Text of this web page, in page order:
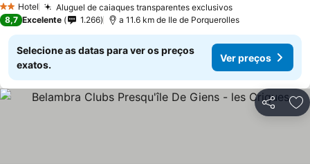
2 Estrelas
Hotel Aluguel de caiaques transparentes exclusivos
8,7 Excelente 1.266 a 11.6 km de Ile de Porquerolles
Selecione as datas para ver os preços
exatos.
Ver preços
Partilhar